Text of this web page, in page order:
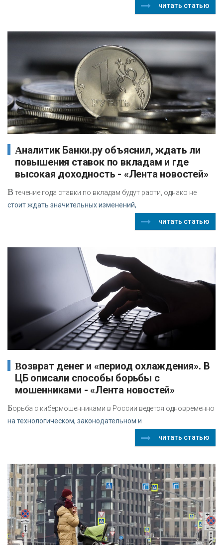
читать статью
Аналитик Банки.ру объяснил, ждать ли
повышения ставок по вкладам и где
высокая доходность - «Лента новостей»
В течение года ставки по вкладам будут расти, однако не
стоит ждать значительных изменений,
читать статью
Возврат денег и «период охлаждения». В
ЦБ описали способы борьбы с
мошенниками - «Лента новостей»
Борьба с кибермошенниками в России ведется одновременно
на технологическом, законодательном и
читать статью